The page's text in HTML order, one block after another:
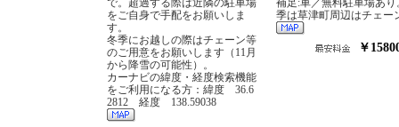
で。超過する際は近隣の駐車場
をご自身で手配をお願いしま
す。
冬季にお越しの際はチェーン等
のご用意をお願いします（11月
から降雪の可能性）。
カーナビの緯度・経度検索機能
をご利用になる方：緯度 36.6
2812 経度 138.59038
補足:車／無料駐車場あり
季は草津町周辺はチェー
￥